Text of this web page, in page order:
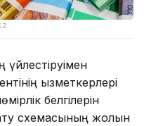
қызметкерлері
белгілерін
схемасының жолын